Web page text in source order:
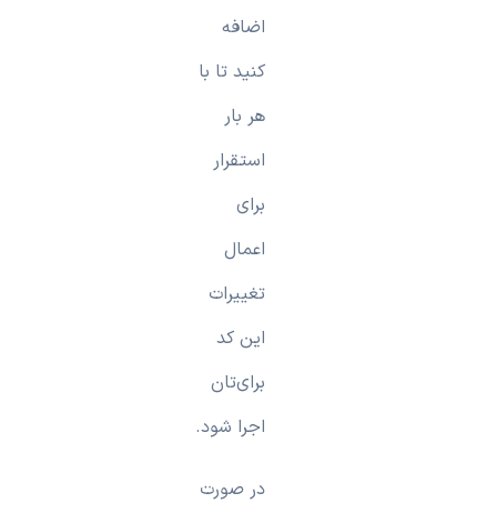
اضافه
کنید تا با
هر بار
استقرار
برای
اعمال
تغییرات
این کد
برای‌تان
اجرا شود.
در صورت